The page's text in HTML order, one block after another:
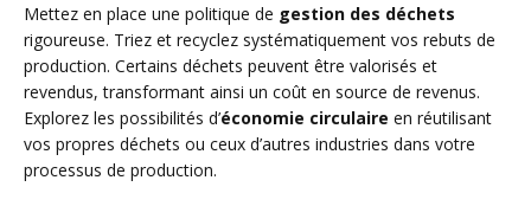
Mettez en place une politique de gestion des déchets
rigoureuse. Triez et recyclez systématiquement vos rebuts de
production. Certains déchets peuvent être valorisés et
revendus, transformant ainsi un coût en source de revenus.
Explorez les possibilités d’économie circulaire en réutilisant
vos propres déchets ou ceux d’autres industries dans votre
processus de production.